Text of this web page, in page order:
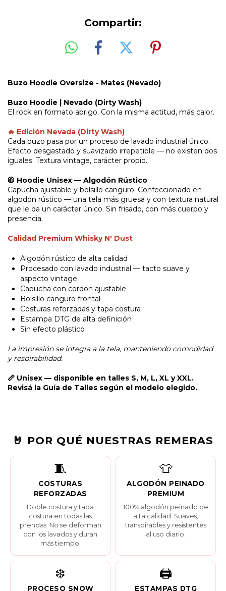
Compartir:
Buzo Hoodie Oversize - Mates (Nevado)
Buzo Hoodie | Nevado (Dirty Wash)
El rock en formato abrigo. Con la misma actitud, más calor.
🔥 Edición Nevada (Dirty Wash)
Cada buzo pasa por un proceso de lavado industrial único.
Efecto desgastado y suavizado irrepetible — no existen dos
iguales. Textura vintage, carácter propio.
🧥 Hoodie Unisex — Algodón Rústico
Capucha ajustable y bolsillo canguro. Confeccionado en
algodón rústico — una tela más gruesa y con textura natural
que le da un carácter único. Sin frisado, con más cuerpo y
presencia.
Calidad Premium Whisky N' Dust
Algodón rústico de alta calidad
Procesado con lavado industrial — tacto suave y
aspecto vintage
Capucha con cordón ajustable
Bolsillo canguro frontal
Costuras reforzadas y tapa costura
Estampa DTG de alta definición
Sin efecto plástico
La impresión se integra a la tela, manteniendo comodidad
y respirabilidad.
📏 Unisex — disponible en talles S, M, L, XL y XXL.
Revisá la Guía de Talles según el modelo elegido.
🤘 POR QUÉ NUESTRAS REMERAS
🧵
COSTURAS
REFORZADAS
Doble costura y tapa
costura en todas las
prendas. No se deforman
con los lavados y duran
más tiempo.
👕
ALGODÓN PEINADO
PREMIUM
100% algodón peinado de
alta calidad. Suaves,
transpirables y resistentes
al uso diario.
❄️
PROCESO SNOW
🖨️
ESTAMPAS DTG